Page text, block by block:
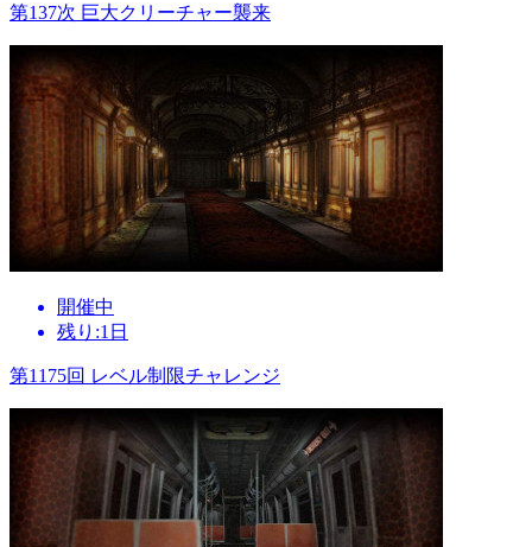
第137次 巨大クリーチャー襲来
開催中
残り:1日
第1175回 レベル制限チャレンジ